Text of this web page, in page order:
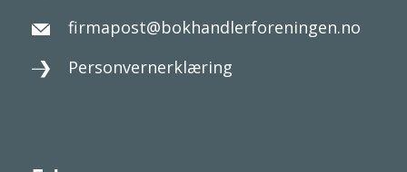
firmapost@bokhandlerforeningen.no
Personvernerklæring